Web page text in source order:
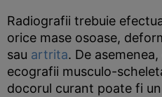
Radiografii trebuie
orice mase osoase,
sau artrita. De
ecografii musculo-
docorul curant poate fi